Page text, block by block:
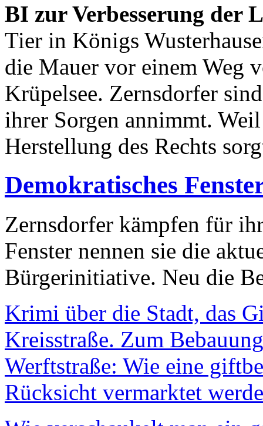
BI zur Verbesserung der
Tier in Königs
die Mauer vor einem Weg
Krüpelsee. Zernsdorfer
ihrer Sorgen annimmt.
Herstellung des Rechts
Demokratisches
Zernsdorfer kämpfen für
Fenster nennen sie die
Bürgerinitiative. Neu die
Krimi über die Stadt, das
Kreisstraße. Zum
Werftstraße: Wie eine
Rücksicht vermarktet